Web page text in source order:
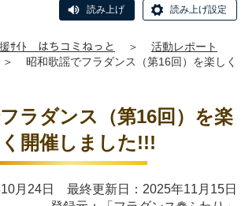
読み上げ 読み上げ設定
ｻｲﾄ はちコミねっと ＞
活動レポート
＞
昭和歌謡でフラダンス（第16回）を楽しく
ラダンス（第16回）を楽
く開催しました!!!
月24日 最終更新日：2025年11月15日